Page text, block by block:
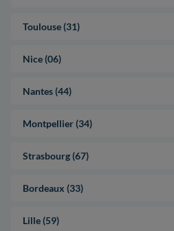
Toulouse (31)
Nice (06)
Nantes (44)
Montpellier (34)
Strasbourg (67)
Bordeaux (33)
Lille (59)